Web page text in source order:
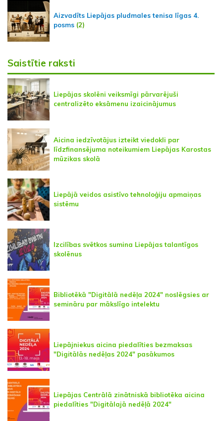
Aizvadīts Liepājas pludmales tenisa līgas 4.
posms (2)
Saistītie raksti
Liepājas skolēni veiksmīgi pārvarējuši
centralizēto eksāmenu izaicinājumus
Aicina iedzīvotājus izteikt viedokli par
līdzfinansējuma noteikumiem Liepājas Karostas
mūzikas skolā
Liepājā veidos asistīvo tehnoloģiju apmaiņas
sistēmu
Izcilības svētkos sumina Liepājas talantīgos
skolēnus
Bibliotēkā "Digitālā nedēļa 2024" noslēgsies ar
semināru par mākslīgo intelektu
Liepājniekus aicina piedalīties bezmaksas
"Digitālās nedēļas 2024" pasākumos
Liepājas Centrālā zinātniskā bibliotēka aicina
piedalīties "Digitālajā nedēļā 2024"